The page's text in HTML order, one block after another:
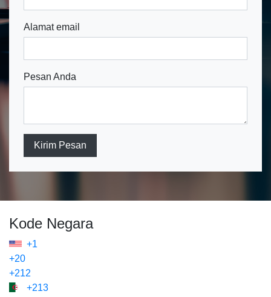
Alamat email
Pesan Anda
Kirim Pesan
Kode Negara
+1
+20
+212
+213